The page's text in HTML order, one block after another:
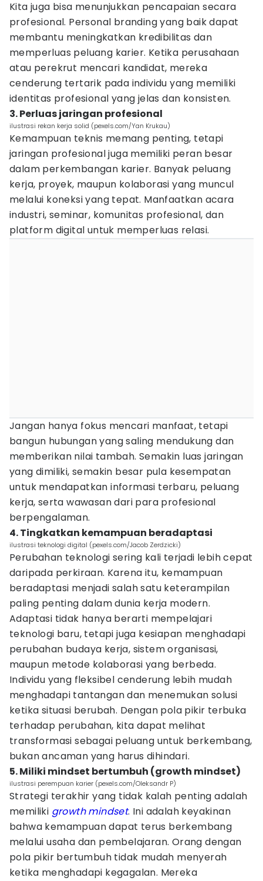
Kita juga bisa menunjukkan pencapaian secara
profesional. Personal branding yang baik dapat
membantu meningkatkan kredibilitas dan
memperluas peluang karier. Ketika perusahaan
atau perekrut mencari kandidat, mereka
cenderung tertarik pada individu yang memiliki
identitas profesional yang jelas dan konsisten.
3. Perluas jaringan profesional
ilustrasi rekan kerja solid (pexels.com/Yan Krukau)
Kemampuan teknis memang penting, tetapi
jaringan profesional juga memiliki peran besar
dalam perkembangan karier. Banyak peluang
kerja, proyek, maupun kolaborasi yang muncul
melalui koneksi yang tepat. Manfaatkan acara
industri, seminar, komunitas profesional, dan
platform digital untuk memperluas relasi.
Jangan hanya fokus mencari manfaat, tetapi
bangun hubungan yang saling mendukung dan
memberikan nilai tambah. Semakin luas jaringan
yang dimiliki, semakin besar pula kesempatan
untuk mendapatkan informasi terbaru, peluang
kerja, serta wawasan dari para profesional
berpengalaman.
4. Tingkatkan kemampuan beradaptasi
ilustrasi teknologi digital (pexels.com/Jacob Zerdzicki)
Perubahan teknologi sering kali terjadi lebih cepat
daripada perkiraan. Karena itu, kemampuan
beradaptasi menjadi salah satu keterampilan
paling penting dalam dunia kerja modern.
Adaptasi tidak hanya berarti mempelajari
teknologi baru, tetapi juga kesiapan menghadapi
perubahan budaya kerja, sistem organisasi,
maupun metode kolaborasi yang berbeda.
Individu yang fleksibel cenderung lebih mudah
menghadapi tantangan dan menemukan solusi
ketika situasi berubah. Dengan pola pikir terbuka
terhadap perubahan, kita dapat melihat
transformasi sebagai peluang untuk berkembang,
bukan ancaman yang harus dihindari.
5. Miliki mindset bertumbuh (growth mindset)
ilustrasi perempuan karier (pexels.com/Oleksandr P)
Strategi terakhir yang tidak kalah penting adalah
memiliki growth mindset. Ini adalah keyakinan
bahwa kemampuan dapat terus berkembang
melalui usaha dan pembelajaran. Orang dengan
pola pikir bertumbuh tidak mudah menyerah
ketika menghadapi kegagalan. Mereka